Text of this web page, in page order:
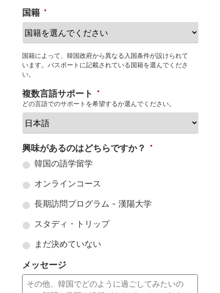
国籍 *
国籍によって、韓国政府から異なる入国条件が設けられて
います。パスポートに記載されている国籍を選んでくださ
い。
複数言語サポート *
どの言語でのサポートを希望するか選んでください。
興味があるのはどちらですか？ *
韓国の語学留学
オンラインコース
長期訪問プログラム - 漢陽大学
スタディ・トリップ
まだ決めていない
メッセージ